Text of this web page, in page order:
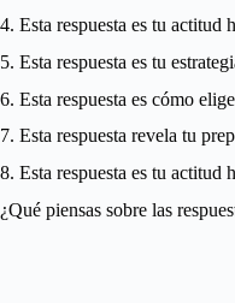
4. Esta respuesta es tu actitud
5. Esta respuesta es tu
6. Esta respuesta es cómo
7. Esta respuesta revela tu
8. Esta respuesta es tu actitud
¿Qué piensas sobre las